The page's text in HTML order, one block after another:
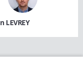
LEVREY